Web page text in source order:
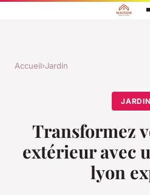
Accueil›Jardin
JARDIN
Transformez
extérieur avec
lyon